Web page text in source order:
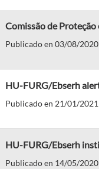
Comissão de
Publicado en 03/08/
HU-FURG/Ebserh
Publicado en 21/01/
HU-FURG/Ebserh
Publicado en 14/05/